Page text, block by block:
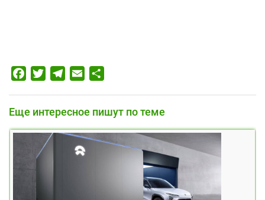
FacebookTwitterTelegram
Email
Еще интересное пишут по теме